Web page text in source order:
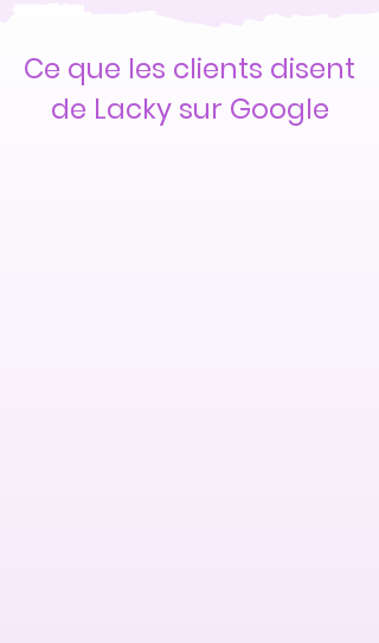
Ce que les clients disent
de Lacky sur Google